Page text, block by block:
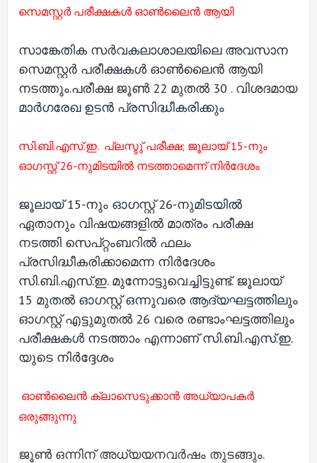
സെമസ്റ്റർ പരീക്ഷകൾ ഓൺലൈൻ ആയി
സാങ്കേതിക സർവകലാശാലയിലെ അവസാന
സെമസ്റ്റർ പരീക്ഷകൾ ഓൺലൈൻ ആയി
നടത്തും.പരീക്ഷ ജൂൺ 22 മുതൽ 30 . വിശദമായ
മാർഗരേഖ ഉടൻ പ്രസിദ്ധീകരിക്കും
സി.ബി.എസ്.ഇ. പ്ലസ്ടു് പരീക്ഷ; ജൂലായ് 15-നും
ഓഗസ്റ്റ് 26-നുമിടയില്‍ നടത്താമെന്ന് നിര്‍ദേശം
ജൂലായ് 15-നും ഓഗസ്റ്റ് 26-നുമിടയില്‍
ഏതാനും വിഷയങ്ങളില്‍ മാത്രം പരീക്ഷ
നടത്തി സെപ്റ്റംബറില്‍ ഫലം
പ്രസിദ്ധീകരിക്കാമെന്ന നിര്‍ദേശം
സി.ബി.എസ്.ഇ. മുന്നോട്ടുവെച്ചിട്ടുണ്ട്. ജൂലായ്
15 മുതല്‍ ഓഗസ്റ്റ് ഒന്നുവരെ ആദ്യഘട്ടത്തിലും
ഓഗസ്റ്റ് എട്ടുമുതല്‍ 26 വരെ രണ്ടാംഘട്ടത്തിലും
പരീക്ഷകള്‍ നടത്താം എന്നാണ് സി.ബി.എസ്.ഇ.
യുടെ നിർദ്ദേശം
ഓണ്‍ലൈന്‍ ക്ലാസെടുക്കാന്‍ അധ്യാപകര്‍
ഒരുങ്ങുന്നു
ജൂൺ ഒന്നിന് അധ്യയനവർഷം തുടങ്ങും.